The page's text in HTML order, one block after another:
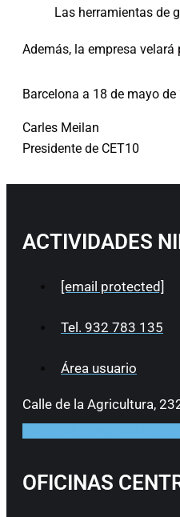
Las herramientas de
Además, la empresa
Barcelona a 18 de mayo de
Carles Meilan
Presidente de CET10
ACTIVIDADES
[email protected]
Tel. 932 783 135
Área usuario
Calle de la Agricultura,
OFICINAS